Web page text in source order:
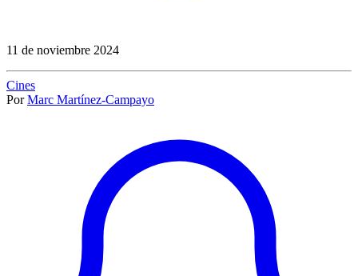
11 de noviembre 2024
Cines
Por Marc Martínez-Campayo